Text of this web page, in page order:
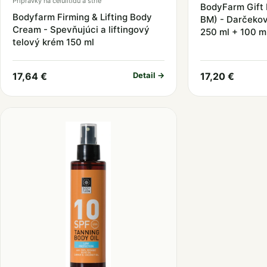
Bodyfarm Firming & Lifting Body
Cream - Spevňujúci a liftingový
telový krém 150 ml
17,64 € Detail →
BodyFarm Gift
BM) -
250 ml + 100
17,20 €